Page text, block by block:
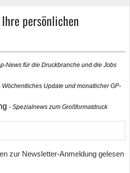
persönlichen
News für die Druckbranche und die Jobs
Wöchentliches Update und monatlicher GP-
Spezialnews zum Großformatdruck
zur Newsletter-Anmeldung gelesen